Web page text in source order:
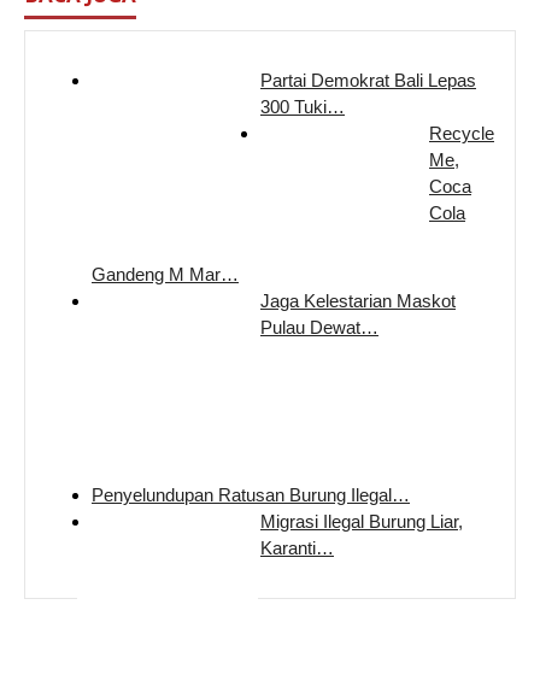
Partai Demokrat Bali Lepas
300 Tuki…
Recycle
Me,
Coca
Cola
Gandeng M Mar…
Jaga Kelestarian Maskot
Pulau Dewat…
Penyelundupan Ratusan Burung Ilegal…
Migrasi Ilegal Burung Liar,
Karanti…